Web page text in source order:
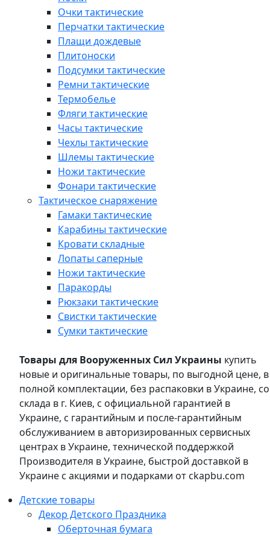
Очки тактические
Перчатки тактические
Плащи дождевые
Плитоноски
Подсумки тактические
Ремни тактические
Термобелье
Фляги тактические
Часы тактические
Чехлы тактические
Шлемы тактические
Ножи тактические
Фонари тактические
Тактическое снаряжение
Гамаки тактические
Карабины тактические
Кровати складные
Лопаты саперные
Ножи тактические
Паракорды
Рюкзаки тактические
Свистки тактические
Сумки тактические
Товары для Вооруженных Сил Украины купить
новые и оригинальные товары, по выгодной цене, в
полной комплектации, без распаковки в Украине, со
склада в г. Киев, с официальной гарантией в
Украине, с гарантийным и после-гарантийным
обслуживанием в авторизированных сервисных
центрах в Украине, технической поддержкой
Производителя в Украине, быстрой доставкой в
Украине с акциями и подарками от ckapbu.com
Детские товары
Декор Детского Праздника
Оберточная бумага